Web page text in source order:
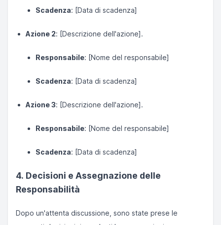
Scadenza: [Data di scadenza]
Azione 2: [Descrizione dell'azione].
Responsabile: [Nome del responsabile]
Scadenza: [Data di scadenza]
Azione 3: [Descrizione dell'azione].
Responsabile: [Nome del responsabile]
Scadenza: [Data di scadenza]
4. Decisioni e Assegnazione delle
Responsabilità
Dopo un'attenta discussione, sono state prese le